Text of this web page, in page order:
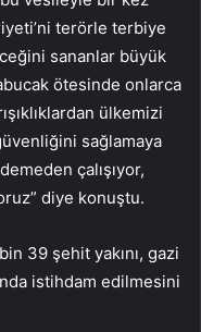
terörle terbiye
sananlar büyük
ötesinde onlarca
ülkemizi
sağlamaya
çalışıyor,
diye konuştu.
39 şehit yakını, gazi
istihdam edilmesini